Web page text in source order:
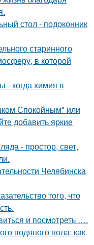
стол - подоконник
старинного
в которой
- когда химия в
Спокойным" или
добавить яркие
- простор, свет,
Челябинска
того, что
и посмотреть ….
водяного пола: как